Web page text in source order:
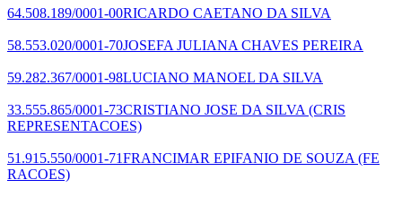
64.508.189/0001-00RICARDO CAETANO DA SILVA
58.553.020/0001-70JOSEFA JULIANA CHAVES PEREIRA
59.282.367/0001-98LUCIANO MANOEL DA SILVA
33.555.865/0001-73CRISTIANO JOSE DA SILVA (CRIS
REPRESENTACOES)
51.915.550/0001-71FRANCIMAR EPIFANIO DE SOUZA (FE
RACOES)